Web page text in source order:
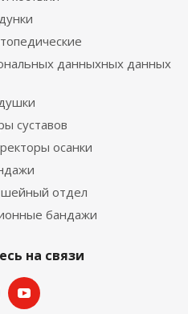
данныхных данных
суставов
осанки
отдел
бандажи
на связи